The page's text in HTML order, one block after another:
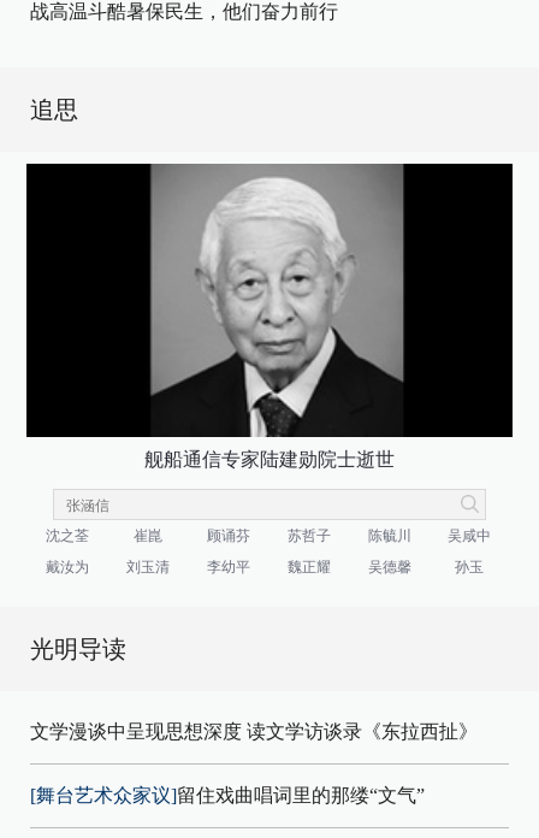
战高温斗酷暑保民生，他们奋力前行
追思
舰船通信专家陆建勋院士逝世
沈之荃 崔崑 顾诵芬 苏哲子 陈毓川
吴咸中
戴汝为
刘玉清 李幼平 魏正耀 吴德馨 孙玉
光明导读
文学漫谈中呈现思想深度 读文学访谈录《东拉西扯》
[舞台艺术众家议]留住戏曲唱词里的那缕“文气”